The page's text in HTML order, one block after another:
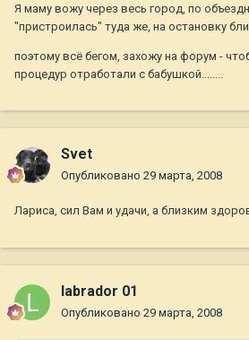
Я маму вожу через весь город, по
"пристроилась" туда же, на остановку
поэтому всё бегом, захожу на форум -
процедур отработали с бабушкой........
Svet
Опубликовано 29 марта, 2008
Лариса, сил Вам и удачи, а близким
labrador 01
Опубликовано 29 марта, 2008